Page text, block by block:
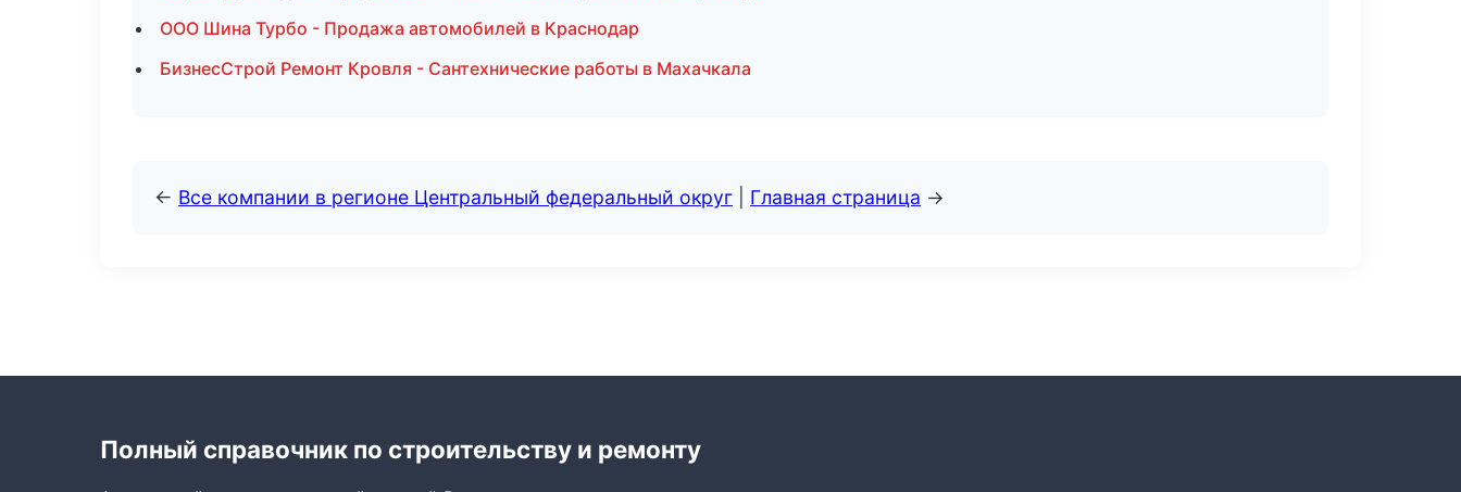
ООО Шина Турбо - Продажа автомобилей в Краснодар
БизнесСтрой Ремонт Кровля - Сантехнические работы в Махачкала
← Все компании в регионе Центральный федеральный округ Главная страница →
Полный справочник по строительству и ремонту